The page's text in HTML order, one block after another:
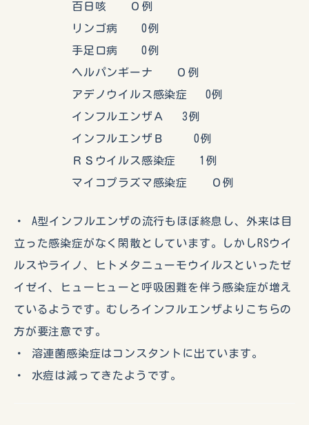
百日咳 ０例
リンゴ病 0例
手足口病 0例
ヘルパンギーナ ０例
アデノウイルス感染症 0例
インフルエンザＡ 3例
インフルエンザＢ 0例
ＲＳウイルス感染症 1例
マイコプラズマ感染症 ０例
・ A型インフルエンザの流行もほぼ終息し、外来は目
立った感染症がなく閑散としています。しかしRSウイ
ルスやライノ、ヒトメタニューモウイルスといったゼ
イゼイ、ヒューヒューと呼吸困難を伴う感染症が増え
ているようです。むしろインフルエンザよりこちらの
方が要注意です。
・ 溶連菌感染症はコンスタントに出ています。
・ 水痘は減ってきたようです。